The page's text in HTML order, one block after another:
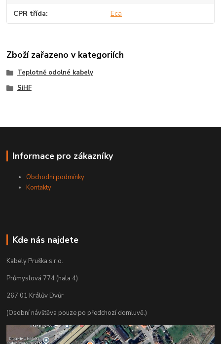
CPR třída Eca
Zboží zařazeno v kategoriích
Teplotně odolné kabely
SiHF
Informace pro zákazníky
Obchodní podmínky
Kontakty
Kde nás najdete
Kabely Pruška s.r.o.
Průmyslová 774 (hala 4)
267 01 Králův Dvůr
(Osobní návštěva pouze po předchozí domluvě.)